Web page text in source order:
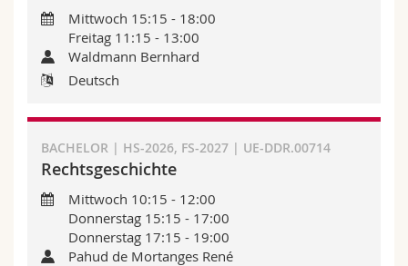
Mittwoch 15:15 - 18:00
Freitag 11:15 - 13:00
Waldmann Bernhard
Deutsch
BACHELOR | HS-2026, FS-2027 | UE-DDR.00714
Rechtsgeschichte
Mittwoch 10:15 - 12:00
Donnerstag 15:15 - 17:00
Donnerstag 17:15 - 19:00
Pahud de Mortanges René